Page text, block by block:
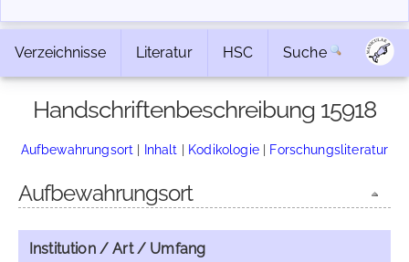
Verzeichnisse Literatur HSC Suche
Handschriftenbeschreibung 15918
Aufbewahrungsort | Inhalt | Kodikologie| Forschungsliteratur
Aufbewahrungsort
Institution / Art / Umfang